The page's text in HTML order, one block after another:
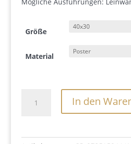
Größe
Material
Geschichten
In den